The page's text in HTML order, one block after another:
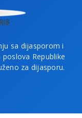
sa dijasporom i
Republike
za dijasporu.